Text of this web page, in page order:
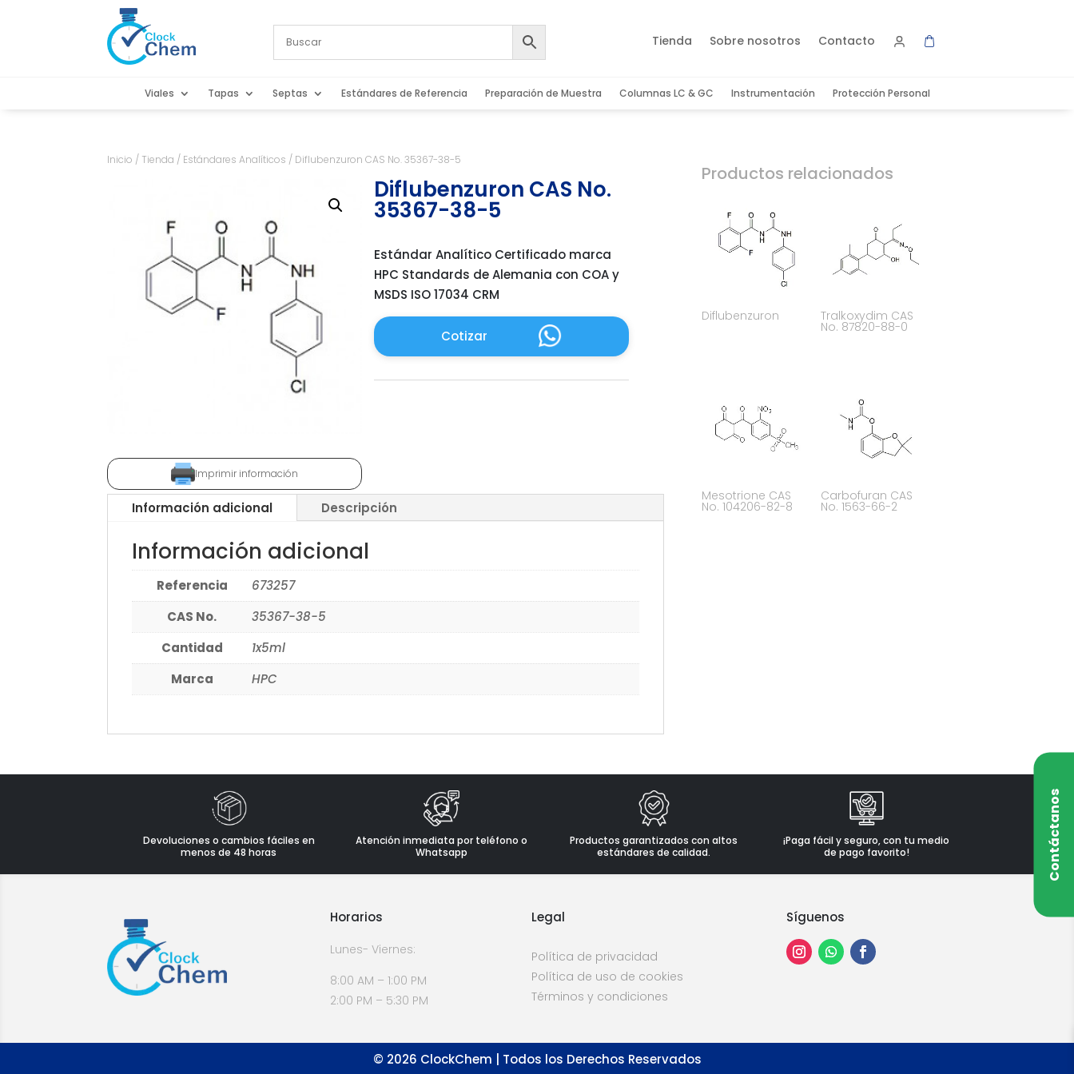
Tienda Sobre nosotros Contacto
Viales Tapas Septas Estándares de Referencia Preparación de Muestra Columnas LC & GC Instrumentación Protección Personal
Inicio / Tienda / Estándares Analíticos / Diflubenzuron CAS No. 35367-38-5
Imprimir información
Diflubenzuron CAS No.
35367-38-5
Estándar Analítico Certificado marca
HPC Standards de Alemania con COA y
MSDS ISO 17034 CRM
Cotizar
Información adicional Descripción
Información adicional
Referencia
673257
CAS No.
35367-38-5
Cantidad
1x5ml
Marca
HPC
Productos relacionados
Diflubenzuron Tralkoxydim CAS
No. 87820-88-0
Mesotrione CAS
No. 104206-82-8
Carbofuran CAS
No. 1563-66-2
Devoluciones o cambios fáciles en
menos de 48 horas
Atención inmediata por teléfono o
Whatsapp
Productos garantizados con altos
estándares de calidad.
¡Paga fácil y seguro, con tu medio
de pago favorito!
Contáctanos
Horarios
Lunes- Viernes:
8:00 AM – 1:00 PM
2:00 PM – 5:30 PM
Legal
Política de privacidad
Política de uso de cookies
Términos y condiciones
Síguenos
© 2026 ClockChem | Todos los Derechos Reservados